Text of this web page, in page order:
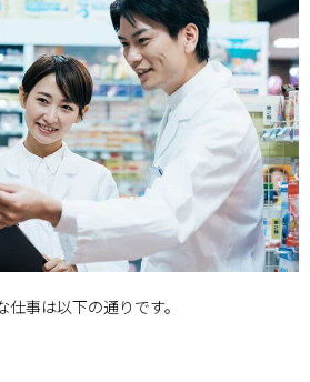
事は以下の通りです。